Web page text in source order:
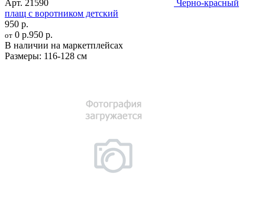
Арт. 21590
Черно-красный
плащ с воротником детский
950 р.
от 0 р.950 р.
В наличии на маркетплейсах
Размеры: 116-128 см